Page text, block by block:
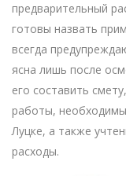
предварительный
готовы назвать
всегда
ясна лишь после
его составить
работы,
Луцке, а также
расходы.